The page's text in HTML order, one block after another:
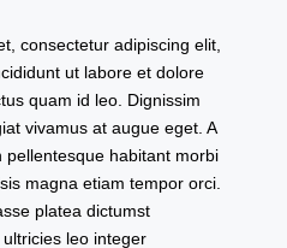
consectetur adipiscing elit,
ut labore et dolore
quam id leo. Dignissim
vivamus at augue eget. A
habitant morbi
magna etiam tempor orci.
platea dictumst
leo integer